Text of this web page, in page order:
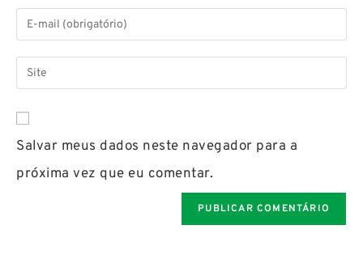
Salvar meus dados neste navegador para a
próxima vez que eu comentar.